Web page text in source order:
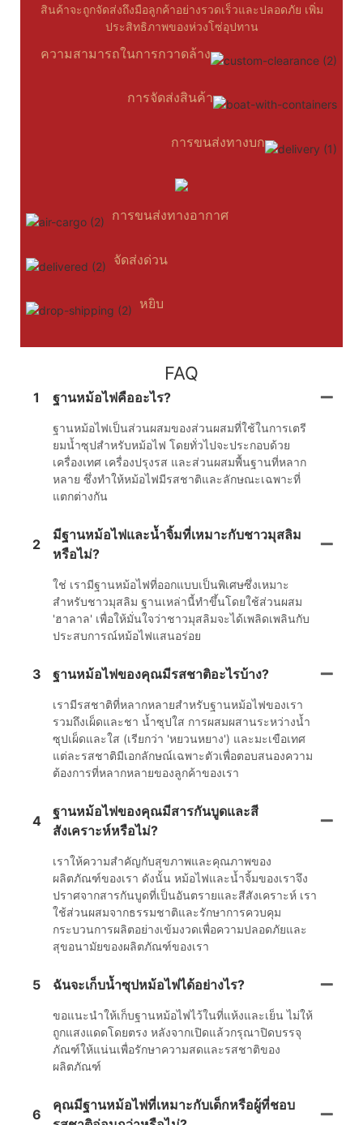
สินค้าจะถูกจัดส่งถึงมือลูกค้าอย่างรวดเร็วและปลอดภัย เพิ่ม
ประสิทธิภาพของห่วงโซ่อุปทาน
ความสามารถในการกวาดล้าง
การจัดส่งสินค้า
การขนส่งทางบก
การขนส่งทางอากาศ
จัดส่งด่วน
หยิบ
FAQ
1 ฐานหม้อไฟคืออะไร?
ฐานหม้อไฟเป็นส่วนผสมของส่วนผสมที่ใช้ในการเตรี
ยมน้ำซุปสำหรับหม้อไฟ โดยทั่วไปจะประกอบด้วย
เครื่องเทศ เครื่องปรุงรส และส่วนผสมพื้นฐานที่หลาก
หลาย ซึ่งทำให้หม้อไฟมีรสชาติและลักษณะเฉพาะที่
แตกต่างกัน
2
มีฐานหม้อไฟและน้ำจิ้มที่เหมาะกับชาวมุสลิม
หรือไม่?
ใช่ เรามีฐานหม้อไฟที่ออกแบบเป็นพิเศษซึ่งเหมาะ
สำหรับชาวมุสลิม ฐานเหล่านี้ทำขึ้นโดยใช้ส่วนผสม
'ฮาลาล' เพื่อให้มั่นใจว่าชาวมุสลิมจะได้เพลิดเพลินกับ
ประสบการณ์หม้อไฟแสนอร่อย
3 ฐานหม้อไฟของคุณมีรสชาติอะไรบ้าง?
เรามีรสชาติที่หลากหลายสำหรับฐานหม้อไฟของเรา
รวมถึงเผ็ดและชา น้ำซุปใส การผสมผสานระหว่างน้ำ
ซุปเผ็ดและใส (เรียกว่า 'หยวนหยาง') และมะเขือเทศ
แต่ละรสชาติมีเอกลักษณ์เฉพาะตัวเพื่อตอบสนองความ
ต้องการที่หลากหลายของลูกค้าของเรา
4
ฐานหม้อไฟของคุณมีสารกันบูดและสี
สังเคราะห์หรือไม่?
เราให้ความสำคัญกับสุขภาพและคุณภาพของ
ผลิตภัณฑ์ของเรา ดังนั้น หม้อไฟและน้ำจิ้มของเราจึง
ปราศจากสารกันบูดที่เป็นอันตรายและสีสังเคราะห์ เรา
ใช้ส่วนผสมจากธรรมชาติและรักษาการควบคุม
กระบวนการผลิตอย่างเข้มงวดเพื่อความปลอดภัยและ
สุขอนามัยของผลิตภัณฑ์ของเรา
5 ฉันจะเก็บน้ำซุปหม้อไฟได้อย่างไร?
ขอแนะนำให้เก็บฐานหม้อไฟไว้ในที่แห้งและเย็น ไม่ให้
ถูกแสงแดดโดยตรง หลังจากเปิดแล้วกรุณาปิดบรรจุ
ภัณฑ์ให้แน่นเพื่อรักษาความสดและรสชาติของ
ผลิตภัณฑ์
6
คุณมีฐานหม้อไฟที่เหมาะกับเด็กหรือผู้ที่ชอบ